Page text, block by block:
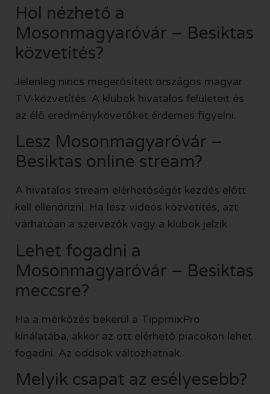
Hol nézhető a
Mosonmagyaróvár – Besiktas
közvetítés?
Jelenleg nincs megerősített országos magyar
TV-közvetítés. A klubok hivatalos felületeit és
az élő eredménykövetőket érdemes figyelni.
Lesz Mosonmagyaróvár –
Besiktas online stream?
A hivatalos stream elérhetőségét kezdés előtt
kell ellenőrizni. Ha lesz videós közvetítés, azt
várhatóan a szervezők vagy a klubok jelzik.
Lehet fogadni a
Mosonmagyaróvár – Besiktas
meccsre?
Ha a mérkőzés bekerül a TippmixPro
kínálatába, akkor az ott elérhető piacokon lehet
fogadni. Az oddsok változhatnak.
Melyik csapat az esélyesebb?